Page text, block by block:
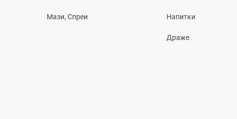
Мази, Спреи Напитки
Драже